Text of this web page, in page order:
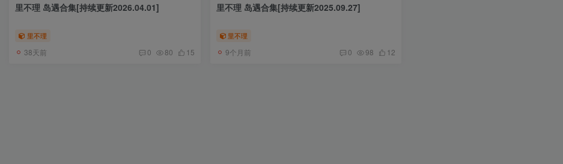
里不理 岛遇合集[持续更新2026.04.01]
里不理
38天前 0 80 15
里不理 岛遇合集[持续更新2025.09.27]
里不理
9个月前 0 98 12